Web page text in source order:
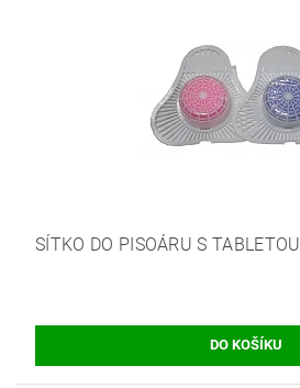
SÍTKO DO PISOÁRU S TABLETOU